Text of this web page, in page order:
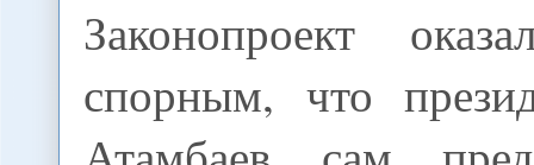
Законопроект
спорным, что